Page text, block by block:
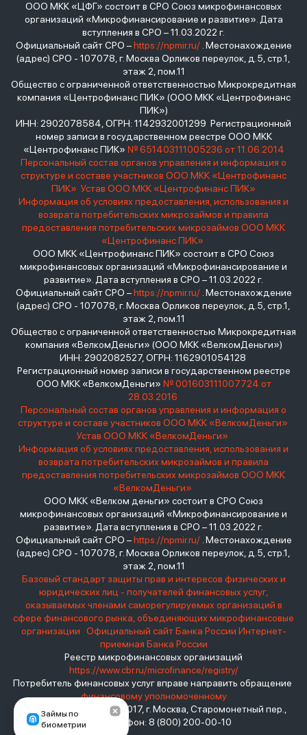
Займы по
биометрии
ООО МКК «ЦФГ» состоит в СРО Союз микрофинансовых
организаций «Микрофинансирование и развитие». Дата
вступления в СРО – 11.03.2022 г.
Официальный сайт СРО –https://npmir.ru/. Местонахождение
(адрес) СРО - 107078, г. Москва Орликов переулок, д.5, стр.1,
этаж 2, пом.11
Общество с ограниченной ответственностью Микрокредитная
компания «Центрофинанс ПИК» (ООО МКК «Центрофинанс
ПИК»)
ИНН: 2902078584, ОГРН: 1142932001299 Регистрационный
номер записи в государственном реестре ООО МКК
«Центрофинанс ПИК» № 651403111005236 от 11.06.2014
Персональный состав органов управления и информация о
структуре и составе участников ООО МКК «Центрофинанс
ПИК» Устав ООО МКК «Центрофинанс ПИК»
Информация об условиях предоставления, использования и
возврата потребительских микрозаймов и правила
предоставления потребительских микрозаймов ООО МКК
«Центрофинанс ПИК»
ООО МКК «Центрофинанс ПИК» состоит в СРО Союз
микрофинансовых организаций «Микрофинансирование и
развитие». Дата вступления в СРО – 11.03.2022 г.
Официальный сайт СРО –https://npmir.ru/. Местонахождение
(адрес) СРО - 107078, г. Москва Орликов переулок, д.5, стр.1,
этаж 2, пом.11
Общество с ограниченной ответственностью Микрокредитная
компания «ВелкомДеньги» (ООО МКК «ВелкомДеньги»)
ИНН: 2902082527, ОГРН: 1162901054128
Регистрационный номер записи в государственном реестре
ООО МКК «ВелкомДеньги» № 001603111007724 от
28.03.2016
Персональный состав органов управления и информация о
структуре и составе участников ООО МКК «ВелкомДеньги»
Устав ООО МКК «ВелкомДеньги»
Информация об условиях предоставления, использования и
возврата потребительских микрозаймов и правила
предоставления потребительских микрозаймов ООО МКК
«ВелкомДеньги»
ООО МКК «Велком деньги» состоит в СРО Союз
микрофинансовых организаций «Микрофинансирование и
развитие». Дата вступления в СРО – 11.03.2022 г.
Официальный сайт СРО –https://npmir.ru/. Местонахождение
(адрес) СРО - 107078, г. Москва Орликов переулок, д.5, стр.1,
этаж 2, пом.11
Базовый стандарт защиты прав и интересов физических и
юридических лиц - получателей финансовых услуг,
оказываемых членами саморегулируемых организаций в
сфере финансового рынка, объединяющих микрофинансовые
организации
Официальный сайт Банка России Интернет-
приемная Банка России
Реестр микрофинансовых организаций
https://www.cbr.ru/microfinance/registry/
Потребитель финансовых услуг вправе направить обращение
финансовому уполномоченному
Место нахождения: 119017, г. Москва, Старомонетный пер.,
дом 3 Телефон: 8 (800) 200-00-10